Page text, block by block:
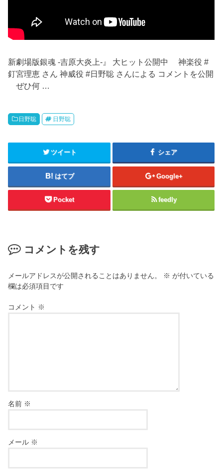
新劇場版銀魂 -吉原大炎上-』 大ヒット公開中 ⠀ 神楽役 #
釘宮理恵 さん 神威役 #日野聡 さんによる コメントを公開
⠀ ぜひ何 …
日野聡 日野聡
ツイート シェア
はてブ Google+
Pocket feedly
コメントを残す
メールアドレスが公開されることはありません。 ※ が付いている
欄は必須項目です
コメント ※
名前 ※
メール ※